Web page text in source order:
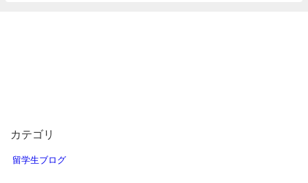
カテゴリ
留学生ブログ